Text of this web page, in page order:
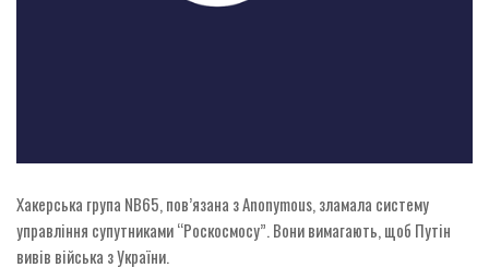
Хакерська група NB65, пов’язана з Anonymous, зламала систему
управління супутниками “Роскосмосу”. Вони вимагають, щоб Путін
вивів війська з України.